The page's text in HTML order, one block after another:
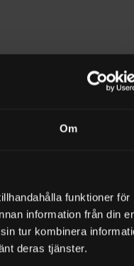
Om
funktioner för
information från din
tur kombinera
deras tjänster.